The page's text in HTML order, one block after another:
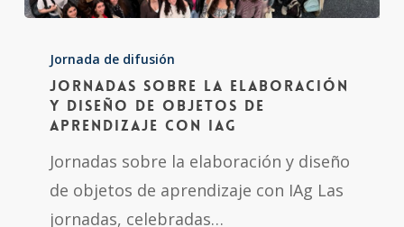
sobre
elaboración
diseño
Jornada de difusión
Jornadas sobre la elaboración
y diseño de objetos de
aprendizaje con IAg
Jornadas sobre la elaboración y diseño
de objetos de aprendizaje con IAg Las
jornadas, celebradas…